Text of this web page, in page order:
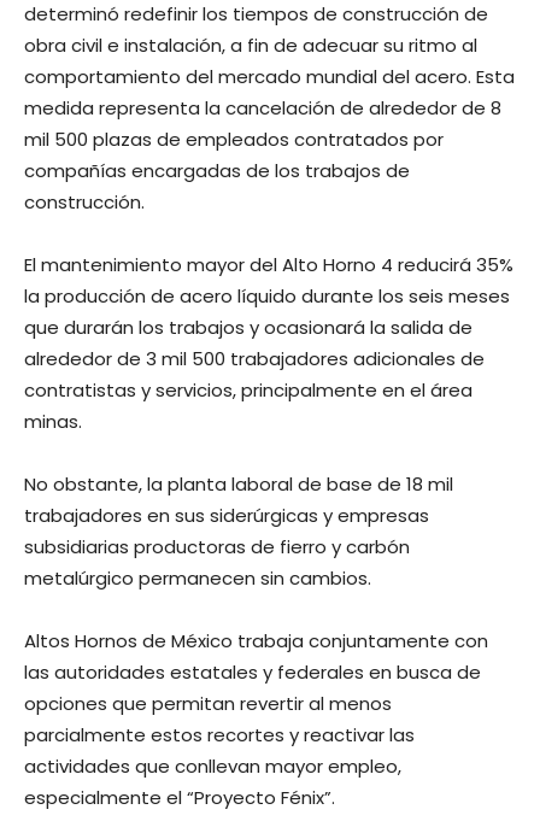
determinó redefinir los tiempos de construcción de
obra civil e instalación, a fin de adecuar su ritmo al
comportamiento del mercado mundial del acero. Esta
medida representa la cancelación de alrededor de 8
mil 500 plazas de empleados contratados por
compañías encargadas de los trabajos de
construcción.
El mantenimiento mayor del Alto Horno 4 reducirá 35%
la producción de acero líquido durante los seis meses
que durarán los trabajos y ocasionará la salida de
alrededor de 3 mil 500 trabajadores adicionales de
contratistas y servicios, principalmente en el área
minas.
No obstante, la planta laboral de base de 18 mil
trabajadores en sus siderúrgicas y empresas
subsidiarias productoras de fierro y carbón
metalúrgico permanecen sin cambios.
Altos Hornos de México trabaja conjuntamente con
las autoridades estatales y federales en busca de
opciones que permitan revertir al menos
parcialmente estos recortes y reactivar las
actividades que conllevan mayor empleo,
especialmente el “Proyecto Fénix”.